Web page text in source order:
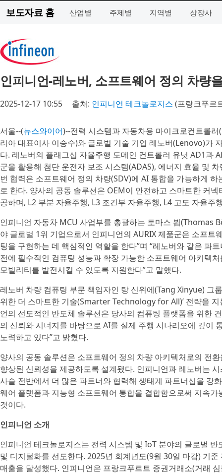
보도자료 홈 산업별 주제별 지역별 상장사
인피니언-레노버, 소프트웨어 정의 차량
2025-12-17 10:55 출처: 인피니언 테크놀로지스 (프랑크푸르
서울--(뉴스와이어)--전력 시스템과 자동차용 마이크로컨트롤
리아 대표이사 이승수)와 글로벌 기술 기업 레노버(Lenovo)가
다. 레노버의 플래그십 자율주행 도메인 컨트롤러 유닛 AD1과
군을 활용해 첨단 운전자 보조 시스템(ADAS), 에너지 효율 및
번 협력은 소프트웨어 정의 차량(SDV)에 AI 통합을 가능하게
로 한다. 양사의 공동 솔루션은 OEM이 안전하고 스마트한 커
공하며, L2 부분 자율주행, L3 조건부 자율주행, L4 고도 자율주
인피니언 자동차 MCU 사업부를 총괄하는 토마스 뵘(Thomas
야 글로벌 1위 기업으로서 인피니언의 AURIX 제품군은 소프
팅을 구현하는 데 핵심적인 역할을 한다”며 “레노버와 같은 파
전에 필수적인 컴퓨팅 성능과 확장 가능한 소프트웨어 아키텍
모빌리티를 발전시킬 수 있도록 지원한다”고 말했다.
레노버 차량 컴퓨팅 부문 책임자인 탕 신위에(Tang Xinyue) 그
위한 더 스마트한 기술(Smarter Technology for All)’ 전략을
언의 선도적인 반도체 솔루션은 당사의 컴퓨팅 플랫폼을 위한
의 신뢰와 시너지를 바탕으로 AI를 실제 주행 시나리오에 깊이
노력하고 있다”고 밝혔다.
양사의 공동 솔루션은 소프트웨어 정의 차량 아키텍처로의 전
향상된 신뢰성을 제공하도록 설계됐다. 인피니언과 레노버는
사슬 전반에서 더 많은 파트너와 협력해 생태계 파트너십을 강
웨어 플랫폼과 지능형 소프트웨어 통합을 결합함으로써 지속
것이다.
인피니언 소개
인피니언 테크놀로지스는 전력 시스템 및 IoT 분야의 글로벌
및 디지털화를 선도한다. 2025년 회계년도(9월 30일 마감) 기
매출을 달성했다. 인피니언은 프랑크푸르트 증권거래소(거래